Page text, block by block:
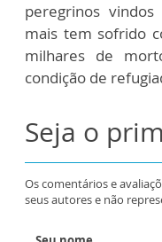
peregrinos
mais tem sofrido
milhares de
condição de
Seja o
Os comentários e
seus autores e não